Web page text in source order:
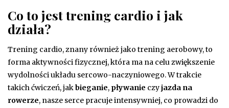
Co to jest trening cardio i jak
działa?
Trening cardio, znany również jako trening aerobowy, to
forma aktywności fizycznej, która ma na celu zwiększenie
wydolności układu sercowo-naczyniowego. W trakcie
takich ćwiczeń, jakbieganie, pływanie czyjazda na
rowerze, nasze serce pracuje intensywniej, co prowadzi do